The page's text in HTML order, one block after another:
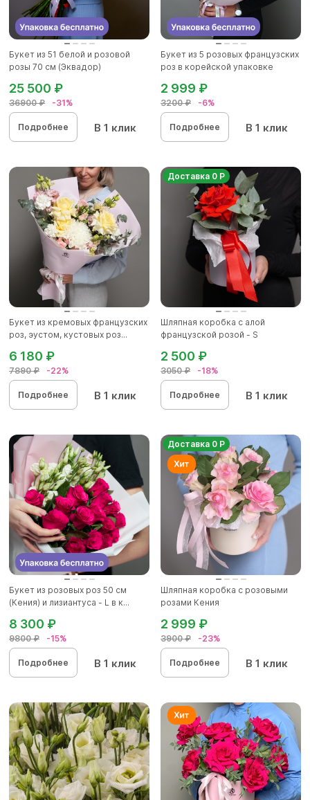
Букет из 51 белой и розовой
розы 70 см (Эквадор)
36900 ₽ -31%
25 500 ₽
Подробнее В 1 клик
Букет из 5 розовых французских
роз в корейской упаковке
3200 ₽ -6%
2 999 ₽
Подробнее В 1 клик
Букет из кремовых французских
роз, эустом, кустовых роз...
7890 ₽ -22%
6 180 ₽
Подробнее В 1 клик
Доставка 0 Р
Шляпная коробка с алой
французской розой - S
3050 ₽ -18%
2 500 ₽
Подробнее В 1 клик
Букет из розовых роз 50 см
(Кения) и лизиантуса - L в к...
9800 ₽ -15%
8 300 ₽
Подробнее В 1 клик
Доставка 0 Р
Шляпная коробка с розовыми
розами Кения
3900 ₽ -23%
2 999 ₽
Подробнее В 1 клик